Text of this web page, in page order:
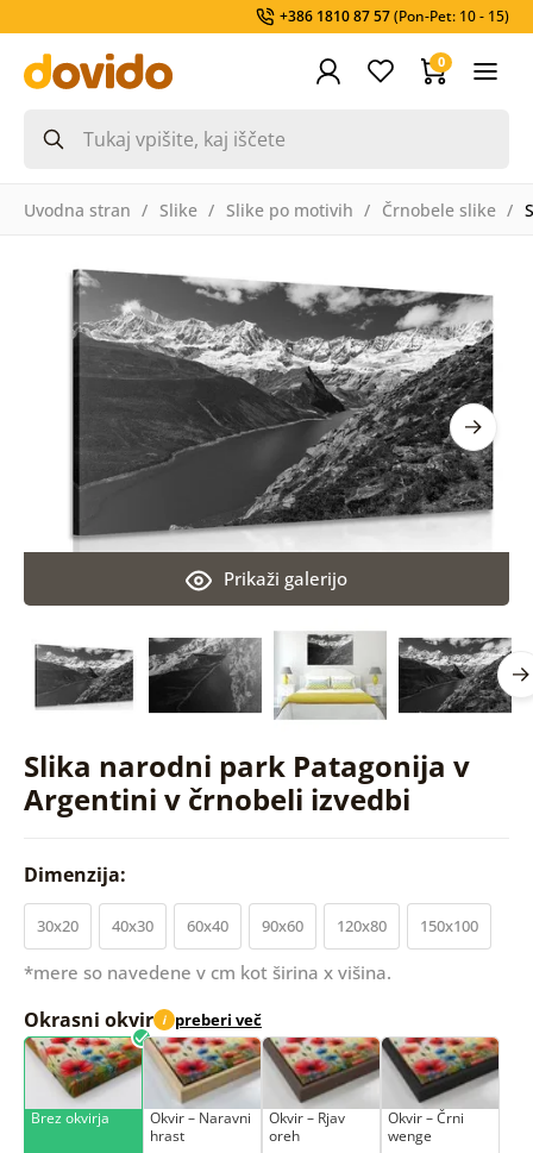
+386 1810 87 57(Pon-Pet: 10 - 15)
0
Uvodna stran Slike Slike po motivih Črnobele slike
Slika narodni park Patagonija v
Argentini v črnobeli izvedbi
Prikaži galerijo
Dimenzija:
30x20 40x30 60x40 90x60 120x80 150x100
*mere so navedene v cm kot širina x višina.
Okrasni okvir i preberi več
Brez okvirja
Okvir – Naravni
hrast
Okvir – Rjav
oreh
Okvir – Črni
wenge